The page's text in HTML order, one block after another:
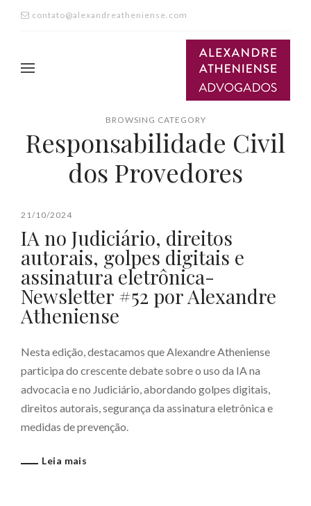
contato@alexandreatheniense.com
BROWSING CATEGORY
Responsabilidade Civil
dos Provedores
21/10/2024
IA no Judiciário, direitos
autorais, golpes digitais e
assinatura eletrônica-
Newsletter #52 por Alexandre
Atheniense
Nesta edição, destacamos que Alexandre Atheniense
participa do crescente debate sobre o uso da IA na
advocacia e no Judiciário, abordando golpes digitais,
direitos autorais, segurança da assinatura eletrônica e
medidas de prevenção.
Leia mais